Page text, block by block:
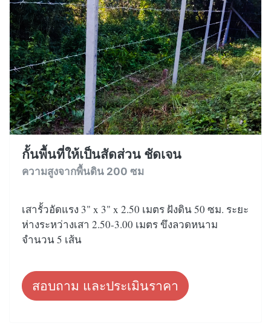
กั้นพื้นที่ให้เป็นสัดส่วน ชัดเจน
ความสูงจากพื้นดิน 200 ซม
เสารั้วอัดแรง 3" x 3" x 2.50 เมตร ฝังดิน 50 ซม. ระยะ
ห่างระหว่างเสา 2.50-3.00 เมตร ขึงลวดหนาม
จำนวน 5 เส้น
สอบถาม และประเมินราคา